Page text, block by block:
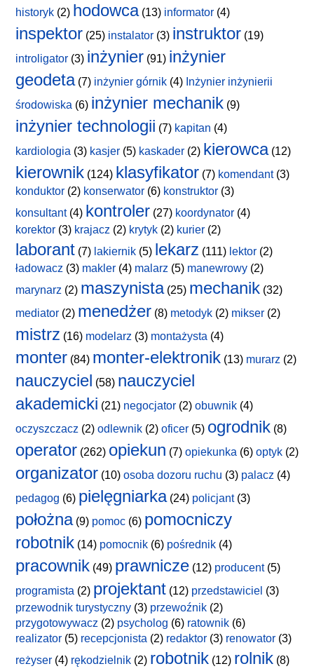
historyk (2) hodowca(13) informator (4)
inspektor (25) instalator (3) instruktor (19)
introligator (3) inżynier (91) inżynier
geodeta(7) inżynier górnik (4) Inżynier inżynierii
środowiska (6) inżynier mechanik (9)
inżynier technologii (7) kapitan (4)
kardiologia (3) kasjer (5) kaskader (2) kierowca(12)
kierownik (124) klasyfikator (7) komendant(3)
konduktor (2) konserwator (6) konstruktor (3)
konsultant(4) kontroler (27) koordynator (4)
korektor (3) krajacz (2) krytyk (2) kurier (2)
laborant (7) lakiernik (5) lekarz (111) lektor (2)
ładowacz (3) makler (4) malarz (5) manewrowy (2)
marynarz (2) maszynista(25) mechanik (32)
mediator (2) menedżer (8) metodyk (2) mikser (2)
mistrz (16) modelarz (3) montażysta (4)
monter (84) monter-elektronik (13) murarz (2)
nauczyciel (58) nauczyciel
akademicki (21) negocjator (2) obuwnik (4)
oczyszczacz (2) odlewnik (2) oficer (5) ogrodnik (8)
operator (262) opiekun (7) opiekunka (6) optyk (2)
organizator (10) osoba dozoru ruchu (3) palacz (4)
pedagog (6) pielęgniarka(24) policjant(3)
położna(9) pomoc (6) pomocniczy
robotnik (14) pomocnik (6) pośrednik (4)
pracownik (49) prawnicze (12) producent(5)
programista (2) projektant (12) przedstawiciel (3)
przewodnik turystyczny (3) przewoźnik (2)
przygotowywacz (2) psycholog (6) ratownik (6)
realizator (5) recepcjonista (2) redaktor (3) renowator (3)
reżyser (4) rękodzielnik (2) robotnik (12) rolnik (8)